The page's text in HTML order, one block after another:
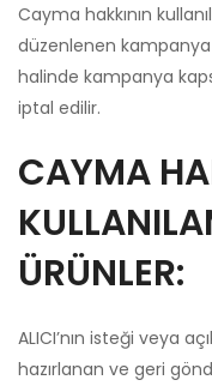
Cayma hakkının
düzenlenen kampanya
halinde kampanya
iptal edilir.
CAYMA
ÜRÜNLER:
ALICI’nın isteği veya
hazırlanan ve geri